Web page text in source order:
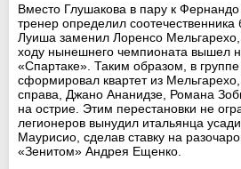
Вместо Глушакова в пару к
тренер определил
Луиша заменил Лоренсо
ходу нынешнего чемпионата вышел
«Спартаке». Таким образом, в
сформировал квартет из
справа, Джано Ананидзе, Романа
на острие. Этим перестановки не
легионеров вынудил итальянца
Маурисио, сделав ставку на
«Зенитом» Андрея Ещенко.